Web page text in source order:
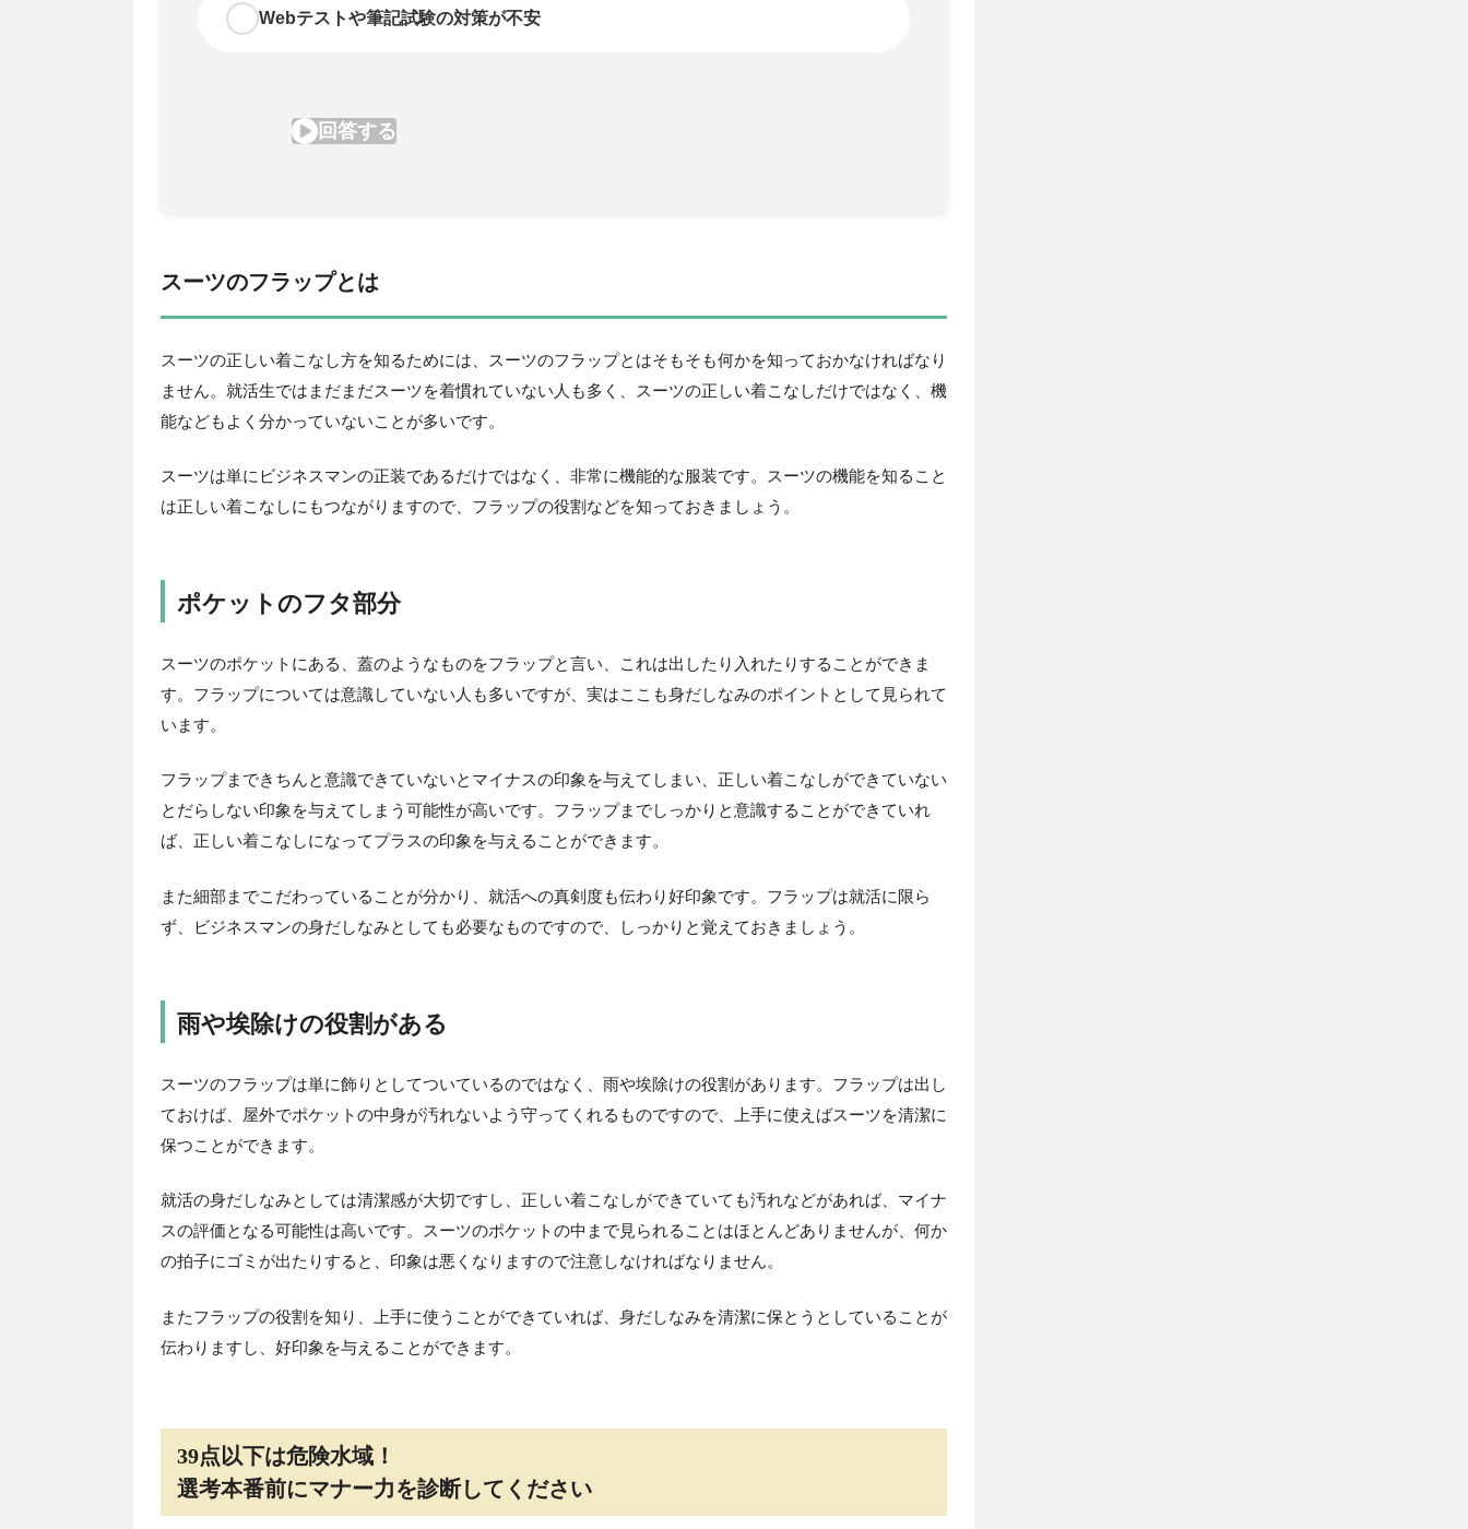
スーツのフラップとは
スーツの正しい着こなし方を知るためには、スーツのフラップとはそもそも何かを知っておかなければなり
ません。就活生ではまだまだスーツを着慣れていない人も多く、スーツの正しい着こなしだけではなく、機
能などもよく分かっていないことが多いです。
スーツは単にビジネスマンの正装であるだけではなく、非常に機能的な服装です。スーツの機能を知ること
は正しい着こなしにもつながりますので、フラップの役割などを知っておきましょう。
ポケットのフタ部分
スーツのポケットにある、蓋のようなものをフラップと言い、これは出したり入れたりすることができま
す。フラップについては意識していない人も多いですが、実はここも身だしなみのポイントとして見られて
います。
フラップまできちんと意識できていないとマイナスの印象を与えてしまい、正しい着こなしができていない
とだらしない印象を与えてしまう可能性が高いです。フラップまでしっかりと意識することができていれ
ば、正しい着こなしになってプラスの印象を与えることができます。
また細部までこだわっていることが分かり、就活への真剣度も伝わり好印象です。フラップは就活に限ら
ず、ビジネスマンの身だしなみとしても必要なものですので、しっかりと覚えておきましょう。
雨や埃除けの役割がある
スーツのフラップは単に飾りとしてついているのではなく、雨や埃除けの役割があります。フラップは出し
ておけば、屋外でポケットの中身が汚れないよう守ってくれるものですので、上手に使えばスーツを清潔に
保つことができます。
就活の身だしなみとしては清潔感が大切ですし、正しい着こなしができていても汚れなどがあれば、マイナ
スの評価となる可能性は高いです。スーツのポケットの中まで見られることはほとんどありませんが、何か
の拍子にゴミが出たりすると、印象は悪くなりますので注意しなければなりません。
またフラップの役割を知り、上手に使うことができていれば、身だしなみを清潔に保とうとしていることが
伝わりますし、好印象を与えることができます。
39点以下は危険水域！
選考本番前にマナー力を診断してください